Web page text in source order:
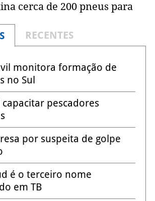
cerca de 200 pneus para
RECENTES
monitora formação de
no Sul
capacitar pescadores
por suspeita de golpe
é o terceiro nome
em TB